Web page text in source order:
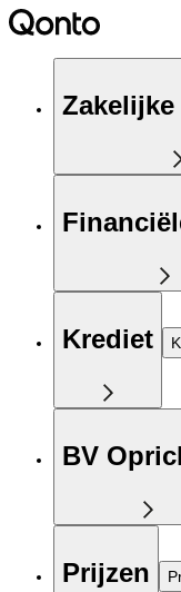
Krediet
BV
Prijzen